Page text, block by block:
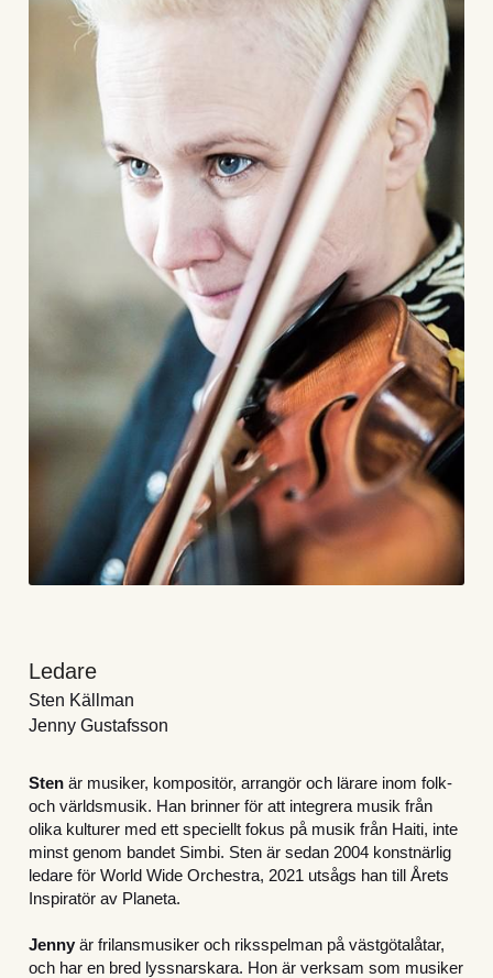
Ledare
Sten Källman
Jenny Gustafsson
Sten är musiker, kompositör, arrangör och lärare inom folk-
och världsmusik. Han brinner för att integrera musik från
olika kulturer med ett speciellt fokus på musik från Haiti, inte
minst genom bandet Simbi. Sten är sedan 2004 konstnärlig
ledare för World Wide Orchestra, 2021 utsågs han till Årets
Inspiratör av Planeta.
Jenny är frilansmusiker och riksspelman på västgötalåtar,
och har en bred lyssnarskara. Hon är verksam som musiker